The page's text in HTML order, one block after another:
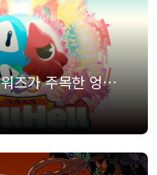
지스타 인디 어워즈가 주목한 엉뚱한 지옥, Hell Hell: 인디 팀의 첫 개발 여정기